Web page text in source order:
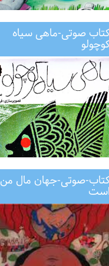
صوتی-ماهی سیاه
صوتی-جهان مال من
است